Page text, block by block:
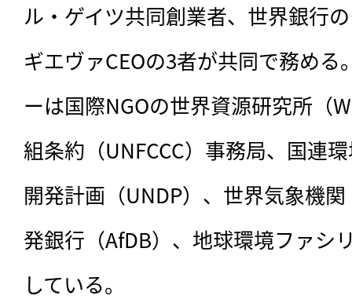
ル・ゲイツ共同創業者、世界銀行
ギエヴァCEOの3者が共同で務め
ーは国際NGOの世界資源研究所（
組条約（UNFCCC）事務局、国連
開発計画（UNDP）、世界気象機
発銀行（AfDB）、地球環境ファシ
している。